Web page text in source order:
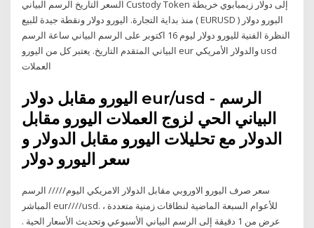
السعر التاريخ الرسم البياني Custody Token إلى دولار زيمبابوي خريطة
منذ بداية التجارة. اليورو دولار ونقطة جيدة للبيع ( EURUSD ) البورو دولار
النظرة الفنية لليورو دولار ليوم 16 اكتوبر على الرسم البياني ساعة الرسم
البياني المتقدم التاريخ. يعتبر كل من اليورو eur والدولار الأمريكي usd
العملات
اليورو مقابل دولار eur/usd - الرسم
البياني الحي لزوج العملات اليورو مقابل
الدولار مع تحليلات اليورو مقابل الدولار و
سعر اليورو دولار
سعر صرف اليورو الاوروبي مقابل الدولار الامريكي اليوم///// الرسم
المباشر eur////usd. للأعوام السبعة الماضية لنطاقات زمنية متعددة ،
عرض من 1 دقيقة إلى الرسم البياني الأسبوعي وتحديث الأسعار الحية .